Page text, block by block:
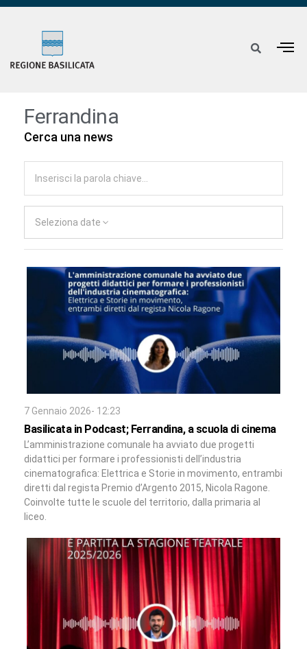
Ferrandina
Cerca una news
Seleziona date
7 Gennaio 2026- 12:23
Basilicata in Podcast; Ferrandina, a scuola di cinema
L’amministrazione comunale ha avviato due progetti
didattici per formare i professionisti dell’industria
cinematografica: Elettrica e Storie in movimento, entrambi
diretti dal regista Premio d’Argento 2015, Nicola Ragone.
Coinvolte tutte le scuole del territorio, dalla primaria al
liceo.